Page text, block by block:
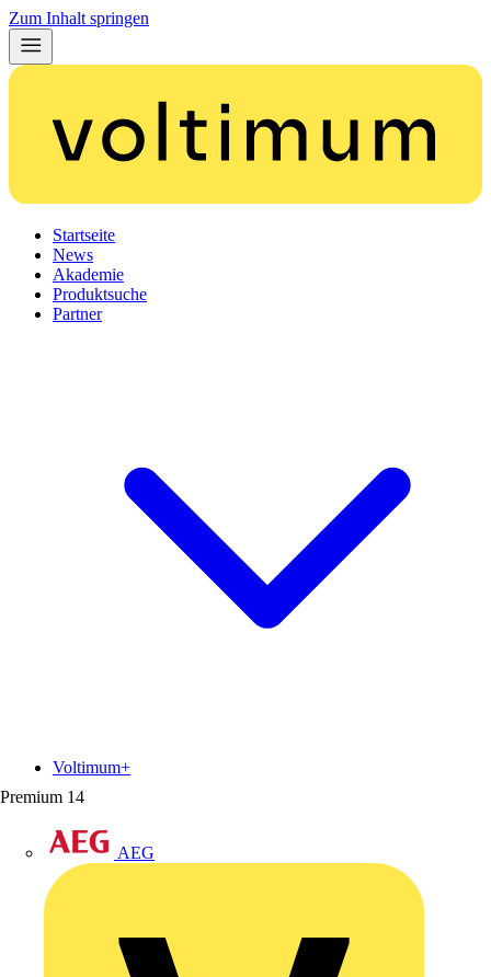
Zum Inhalt springen
Startseite
News
Akademie
Produktsuche
Partner
Premium 14
AEG
Voltimum+